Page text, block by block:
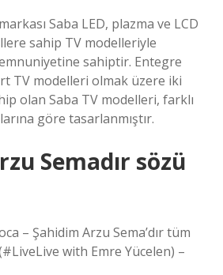
Saba LED, plazma ve LCD
sahip TV modelleriyle
sahiptir. Entegre
TV modelleri olmak üzere iki
olan Saba TV modelleri, farklı
göre tasarlanmıştır.
Semadır sözü
– Şahidim Arzu Sema’dır tüm
with Emre Yücelen) –